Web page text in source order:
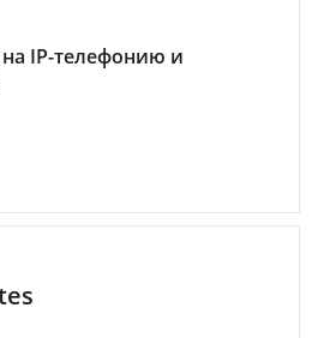
IP-телефонию и